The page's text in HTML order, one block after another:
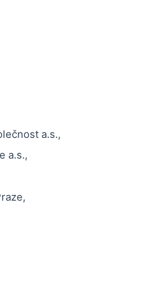
a.s.,
a.s.,